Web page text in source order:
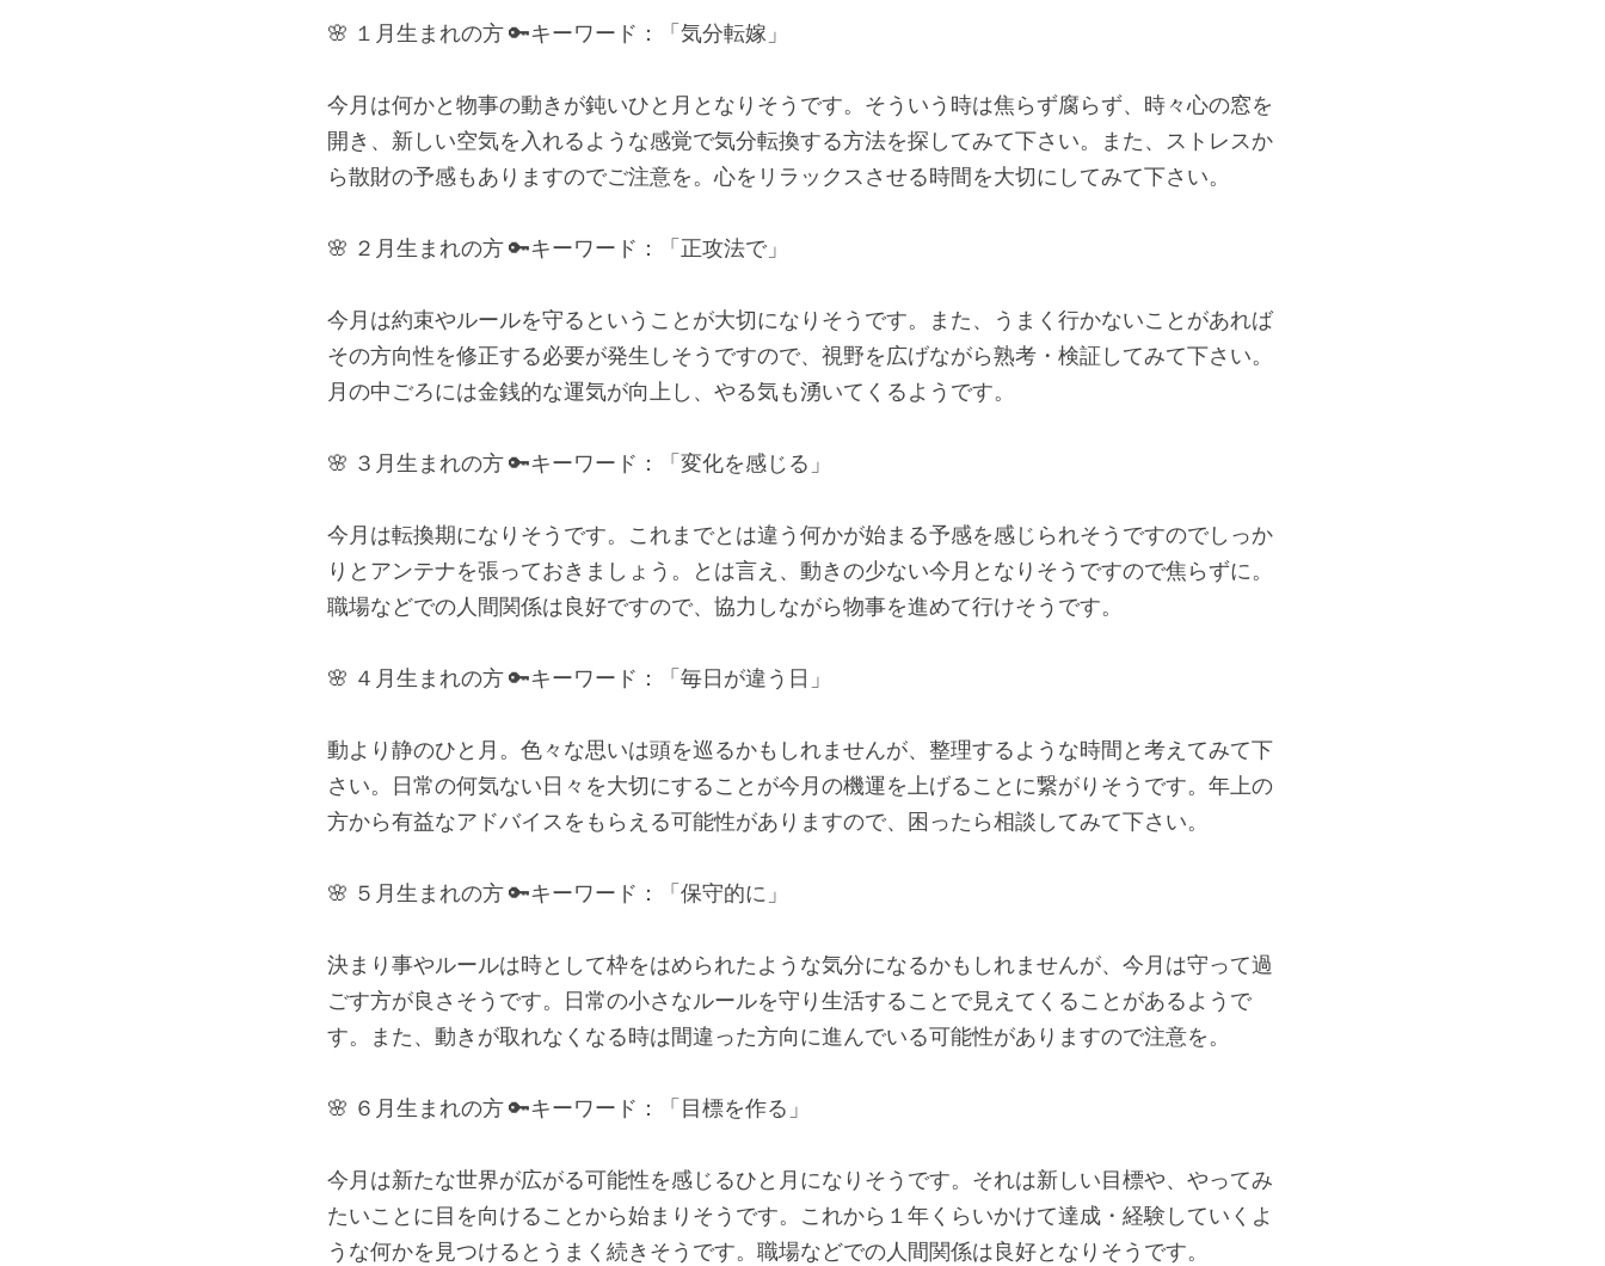
🌸 １月生まれの方 🔑キーワード：「気分転嫁」
今月は何かと物事の動きが鈍いひと月となりそうです。そういう時は焦らず腐らず、時々心の窓を
開き、新しい空気を入れるような感覚で気分転換する方法を探してみて下さい。また、ストレスか
ら散財の予感もありますのでご注意を。心をリラックスさせる時間を大切にしてみて下さい。
🌸 ２月生まれの方 🔑キーワード：「正攻法で」
今月は約束やルールを守るということが大切になりそうです。また、うまく行かないことがあれば
その方向性を修正する必要が発生しそうですので、視野を広げながら熟考・検証してみて下さい。
月の中ごろには金銭的な運気が向上し、やる気も湧いてくるようです。
🌸 ３月生まれの方 🔑キーワード：「変化を感じる」
今月は転換期になりそうです。これまでとは違う何かが始まる予感を感じられそうですのでしっか
りとアンテナを張っておきましょう。とは言え、動きの少ない今月となりそうですので焦らずに。
職場などでの人間関係は良好ですので、協力しながら物事を進めて行けそうです。
🌸 ４月生まれの方 🔑キーワード：「毎日が違う日」
動より静のひと月。色々な思いは頭を巡るかもしれませんが、整理するような時間と考えてみて下
さい。日常の何気ない日々を大切にすることが今月の機運を上げることに繋がりそうです。年上の
方から有益なアドバイスをもらえる可能性がありますので、困ったら相談してみて下さい。
🌸 ５月生まれの方 🔑キーワード：「保守的に」
決まり事やルールは時として枠をはめられたような気分になるかもしれませんが、今月は守って過
ごす方が良さそうです。日常の小さなルールを守り生活することで見えてくることがあるようで
す。また、動きが取れなくなる時は間違った方向に進んでいる可能性がありますので注意を。
🌸 ６月生まれの方 🔑キーワード：「目標を作る」
今月は新たな世界が広がる可能性を感じるひと月になりそうです。それは新しい目標や、やってみ
たいことに目を向けることから始まりそうです。これから１年くらいかけて達成・経験していくよ
うな何かを見つけるとうまく続きそうです。職場などでの人間関係は良好となりそうです。